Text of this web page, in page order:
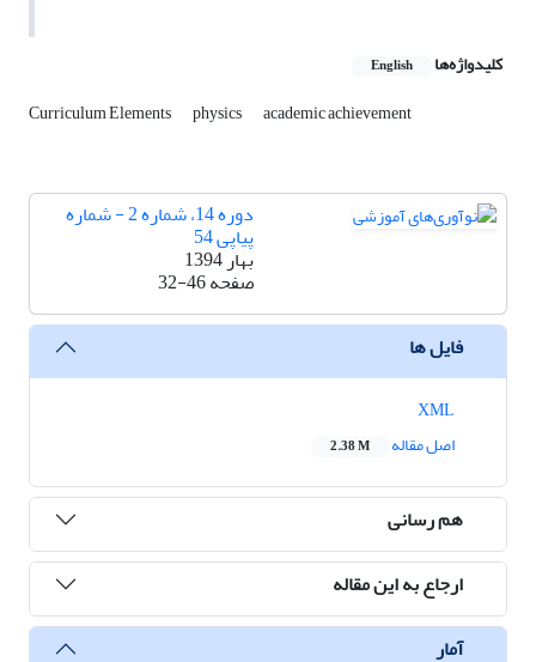
کلیدواژه‌ها English
Curriculum Elements physics academic achievement
دوره 14، شماره 2 - شماره
پیاپی 54
بهار 1394
صفحه32-46
فایل ها
اصل مقاله
2.38 M
هم رسانی
ارجاع به این مقاله
آمار